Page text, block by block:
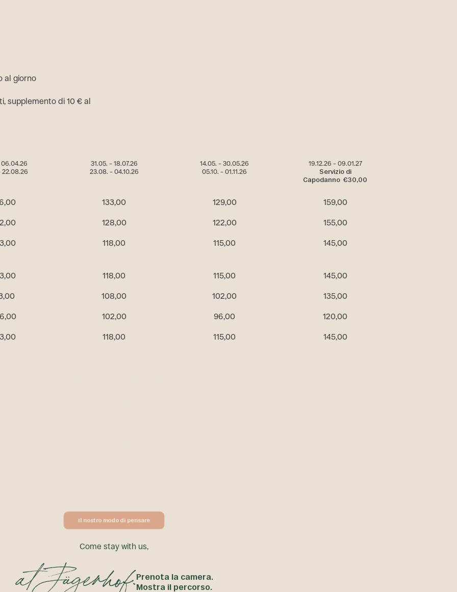
al giorno
supplemento di 10 € al
06.04.26
22.08.26
31.05. – 18.07.26
23.08. – 04.10.26
14.05. – 30.05.26
05.10. – 01.11.26
19.12.26 – 09.01.27
Servizio di
Capodanno €30,00
133,00 129,00 159,00
128,00 122,00 155,00
118,00 115,00 145,00
118,00 115,00 145,00
108,00 102,00 135,00
102,00 96,00 120,00
118,00 115,00 145,00
Il nostro modo di pensare
Il nostro modo di pensare
Come stay with us,
Prenota la camera.
Mostra il percorso.